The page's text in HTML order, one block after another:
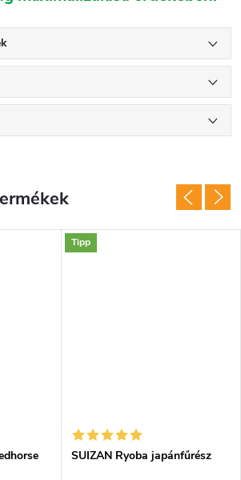
Tipp
SUIZAN Ryoba japánfűrész